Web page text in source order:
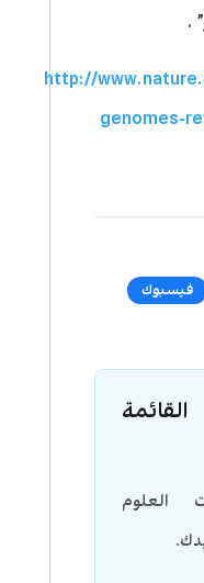
.
http://
genomes-
فيسبوك
العلوم